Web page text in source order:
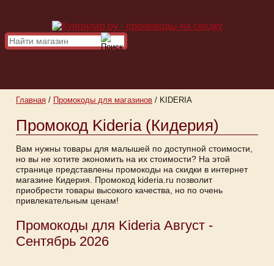
Главная / Промокоды для магазинов / KIDERIA
Промокод Kideria (Кидерия)
Вам нужны товары для малышей по доступной стоимости,
но вы не хотите экономить на их стоимости? На этой
странице представлены промокоды на скидки в интернет
магазине Кидерия. Промокод kideria.ru позволит
приобрести товары высокого качества, но по очень
привлекательным ценам!
Промокоды для Kideria Август -
Сентябрь 2026